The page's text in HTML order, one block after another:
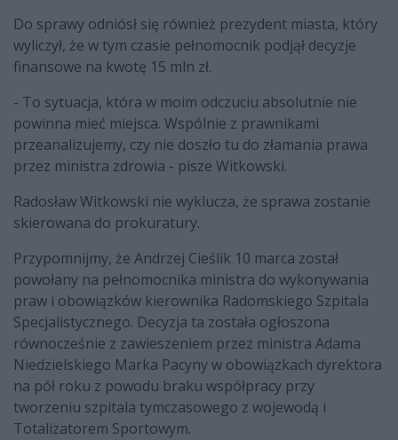
Do sprawy odniósł się również prezydent miasta, który
wyliczył, że w tym czasie pełnomocnik podjął decyzje
finansowe na kwotę 15 mln zł.
- To sytuacja, która w moim odczuciu absolutnie nie
powinna mieć miejsca. Wspólnie z prawnikami
przeanalizujemy, czy nie doszło tu do złamania prawa
przez ministra zdrowia - pisze Witkowski.
Radosław Witkowski nie wyklucza, że sprawa zostanie
skierowana do prokuratury.
Przypomnijmy, że Andrzej Cieślik 10 marca został
powołany na pełnomocnika ministra do wykonywania
praw i obowiązków kierownika Radomskiego Szpitala
Specjalistycznego. Decyzja ta została ogłoszona
równocześnie z zawieszeniem przez ministra Adama
Niedzielskiego Marka Pacyny w obowiązkach dyrektora
na pół roku z powodu braku współpracy przy
tworzeniu szpitala tymczasowego z wojewodą i
Totalizatorem Sportowym.